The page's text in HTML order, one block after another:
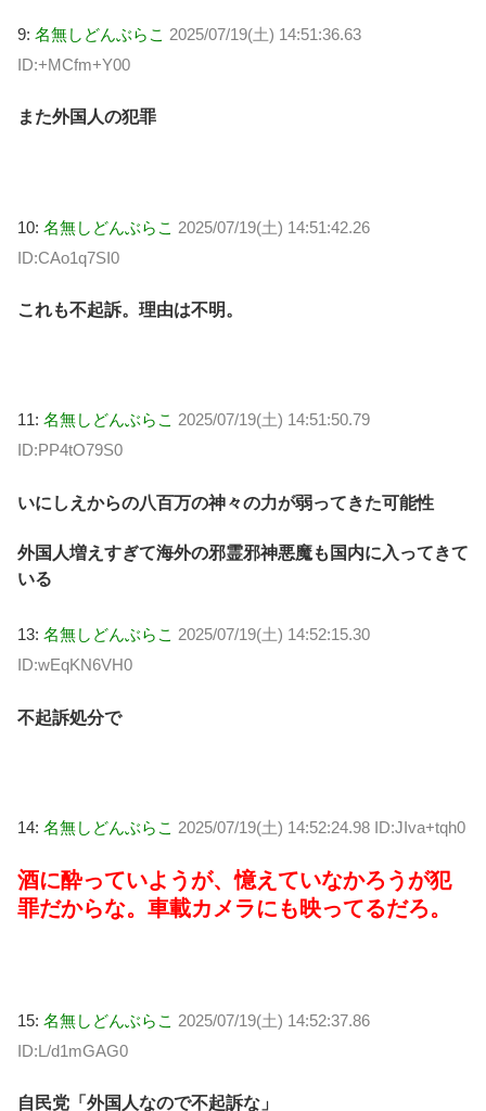
9: 名無しどんぶらこ 2025/07/19(土) 14:51:36.63
ID:+MCfm+Y00
また外国人の犯罪
10: 名無しどんぶらこ 2025/07/19(土) 14:51:42.26
ID:CAo1q7SI0
これも不起訴。理由は不明。
11: 名無しどんぶらこ 2025/07/19(土) 14:51:50.79
ID:PP4tO79S0
いにしえからの八百万の神々の力が弱ってきた可能性
外国人増えすぎて海外の邪霊邪神悪魔も国内に入ってきて
いる
13: 名無しどんぶらこ 2025/07/19(土) 14:52:15.30
ID:wEqKN6VH0
不起訴処分で
14: 名無しどんぶらこ 2025/07/19(土) 14:52:24.98 ID:JIva+tqh0
酒に酔っていようが、憶えていなかろうが犯
罪だからな。車載カメラにも映ってるだろ。
15: 名無しどんぶらこ 2025/07/19(土) 14:52:37.86
ID:L/d1mGAG0
自民党「外国人なので不起訴な」